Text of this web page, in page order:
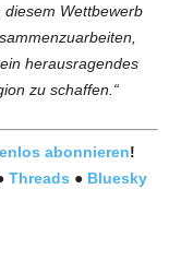
Wettbewerb
herausragendes
zu schaffen.“
abonnieren!
Threads ● Bluesky